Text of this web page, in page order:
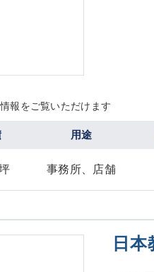
報をご覧いただけます
用途
事務所、店舗
日